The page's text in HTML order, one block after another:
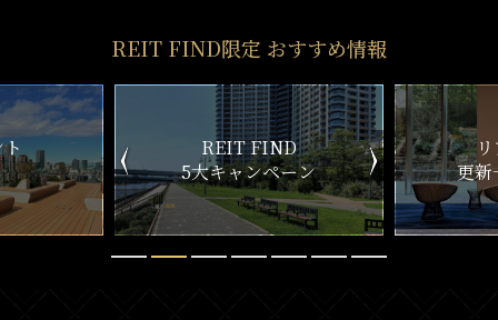
REIT FIND限定 おすすめ情報
ン
リアルタイム
更新一覧チェック
新